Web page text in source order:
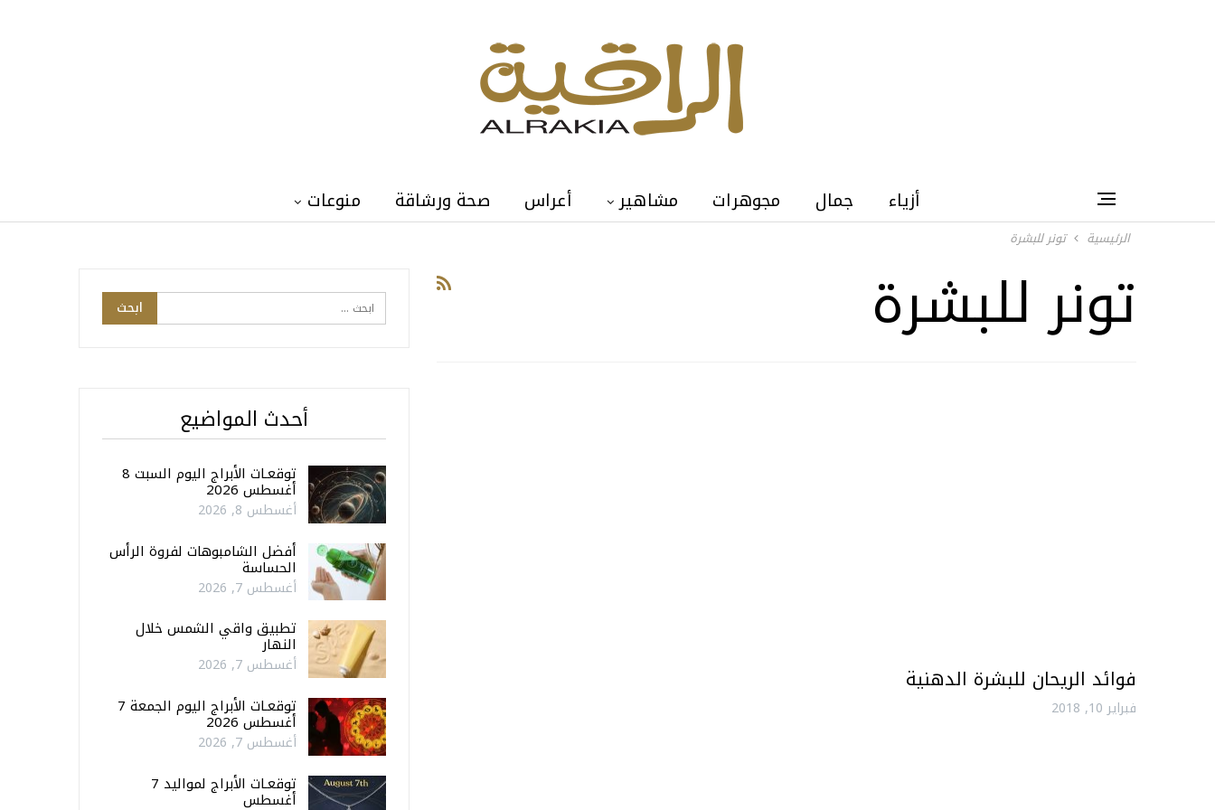
أزياء جمال مجوهرات مشاهير أعراس صحة ورشاقة منوعات
الرئيسية تونر للبشرة
تونر للبشرة
فوائد الريحان للبشرة الدهنية
فبراير 10, 2018
أحدث المواضيع
توقعـات الأبراج اليوم السبت 8
أغسطس 2026
أغسطس 8, 2026
أفضل الشامبوهات لفروة الرأس
الحساسة
أغسطس 7, 2026
تطبيق واقي الشمس خلال
النهار
أغسطس 7, 2026
توقعـات الأبراج اليوم الجمعة 7
أغسطس 2026
أغسطس 7, 2026
توقعـات الأبراج لمواليد 7
أغسطس